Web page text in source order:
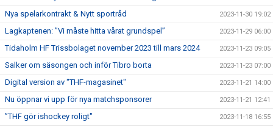
Nya spelarkontrakt & Nytt sportråd 2023-11-30 19:02
Lagkaptenen: ”Vi måste hitta vårat grundspel” 2023-11-29 06:00
Tidaholm HF Trissbolaget november 2023 till mars 2024 2023-11-23 09:05
Salker om säsongen och inför Tibro borta 2023-11-23 07:00
Digital version av "THF-magasinet" 2023-11-21 14:00
Nu öppnar vi upp för nya matchsponsorer 2023-11-21 12:41
”THF gör ishockey roligt" 2023-11-18 16:55